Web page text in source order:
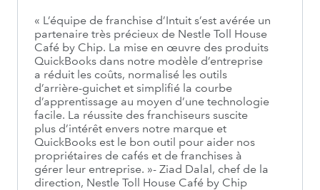
« L’équipe de franchise d’Intuit s’est avérée un
partenaire très précieux de Nestle Toll House
Café by Chip. La mise en œuvre des produits
QuickBooks dans notre modèle d’entreprise
a réduit les coûts, normalisé les outils
d’arrière-guichet et simplifié la courbe
d’apprentissage au moyen d’une technologie
facile. La réussite des franchiseurs suscite
plus d’intérêt envers notre marque et
QuickBooks est le bon outil pour aider nos
propriétaires de cafés et de franchises à
gérer leur entreprise. »- Ziad Dalal, chef de la
direction, Nestle Toll House Café by Chip